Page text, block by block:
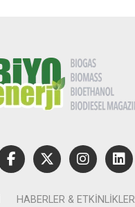
HABERLER & ETKINLIKLER